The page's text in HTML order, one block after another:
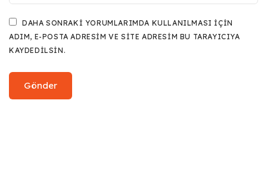
DAHA SONRAKI YORUMLARIMDA KULLANILMASI IÇIN
ADIM, E-POSTA ADRESIM VE SITE ADRESIM BU TARAYICIYA
KAYDEDILSIN.